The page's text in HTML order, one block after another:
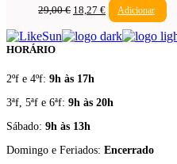
29,00€ O
preço
original
era:
18,27 €O
preço
atual
é:
Adicionar
HORÁRIO
2ºf e 4ºf: 9h às 17h
3ªf, 5ªf e 6ªf: 9h às 20h
Sábado: 9h às 13h
Domingo e Feriados: Encerrado